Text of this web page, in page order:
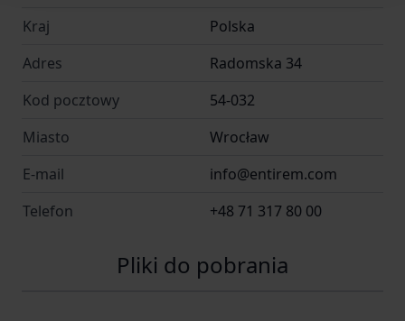
Kraj
Polska
Adres
Radomska 34
Kod pocztowy
54-032
Miasto
Wrocław
E-mail
info@entirem.com
Telefon
+48 71 317 80 00
Pliki do pobrania